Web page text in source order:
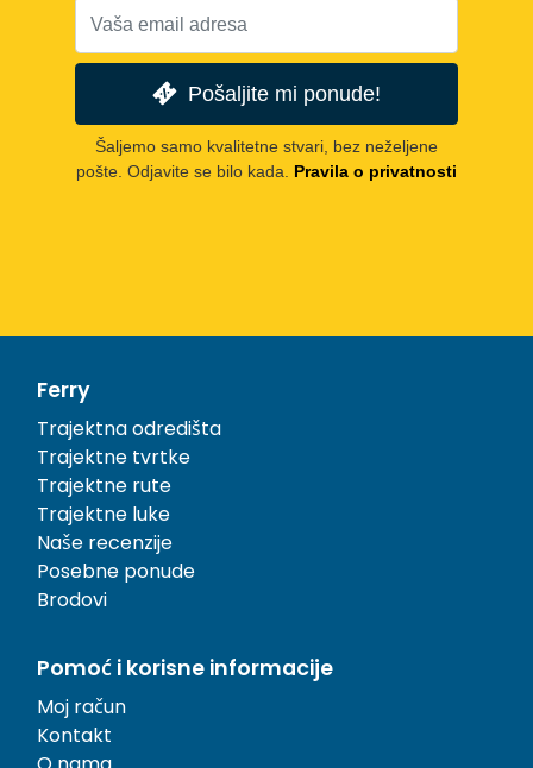
Pošaljite mi ponude!
Šaljemo samo kvalitetne stvari, bez neželjene
pošte. Odjavite se bilo kada.
Pravila o privatnosti
Ferry
Trajektna odredišta
Trajektne tvrtke
Trajektne rute
Trajektne luke
Naše recenzije
Posebne ponude
Brodovi
Pomoć i korisne informacije
Moj račun
Kontakt